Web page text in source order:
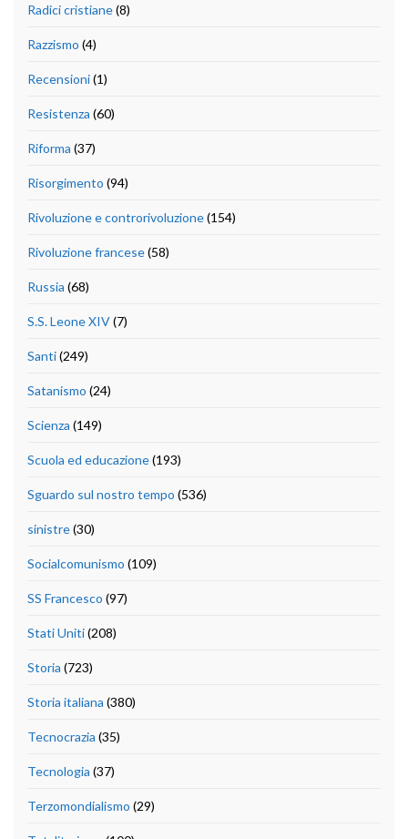
Radici cristiane(8)
Razzismo (4)
Recensioni(1)
Resistenza (60)
Riforma (37)
Risorgimento (94)
Rivoluzione e controrivoluzione(154)
Rivoluzione francese(58)
Russia (68)
S.S. Leone XIV(7)
Santi(249)
Satanismo (24)
Scienza (149)
Scuola ed educazione(193)
Sguardo sul nostro tempo (536)
sinistre(30)
Socialcomunismo (109)
SS Francesco (97)
Stati Uniti(208)
Storia (723)
Storia italiana (380)
Tecnocrazia (35)
Tecnologia (37)
Terzomondialismo (29)